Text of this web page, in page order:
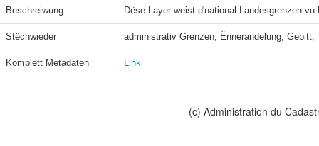
Beschreiwung Dëse Layer weist d'national Landesgrenzen vu
Stëchwieder administrativ Grenzen, Ënnerandelung, Gebitt,
Komplett Metadaten Link
(c) Administration du